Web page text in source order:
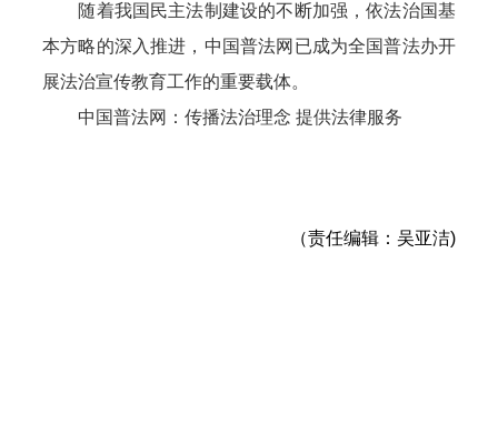
随着我国民主法制建设的不断加强，依法治国基
本方略的深入推进，中国普法网已成为全国普法办开
展法治宣传教育工作的重要载体。
中国普法网：传播法治理念 提供法律服务
（责任编辑：吴亚洁)